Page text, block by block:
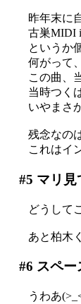
昨年末に
古巣MIDI
というか
何がって
この曲、
当時つく
いやまさ
残念なの
これはイ
#5 マリ見
どうして
あと柏木
#6 スペー
うわあ